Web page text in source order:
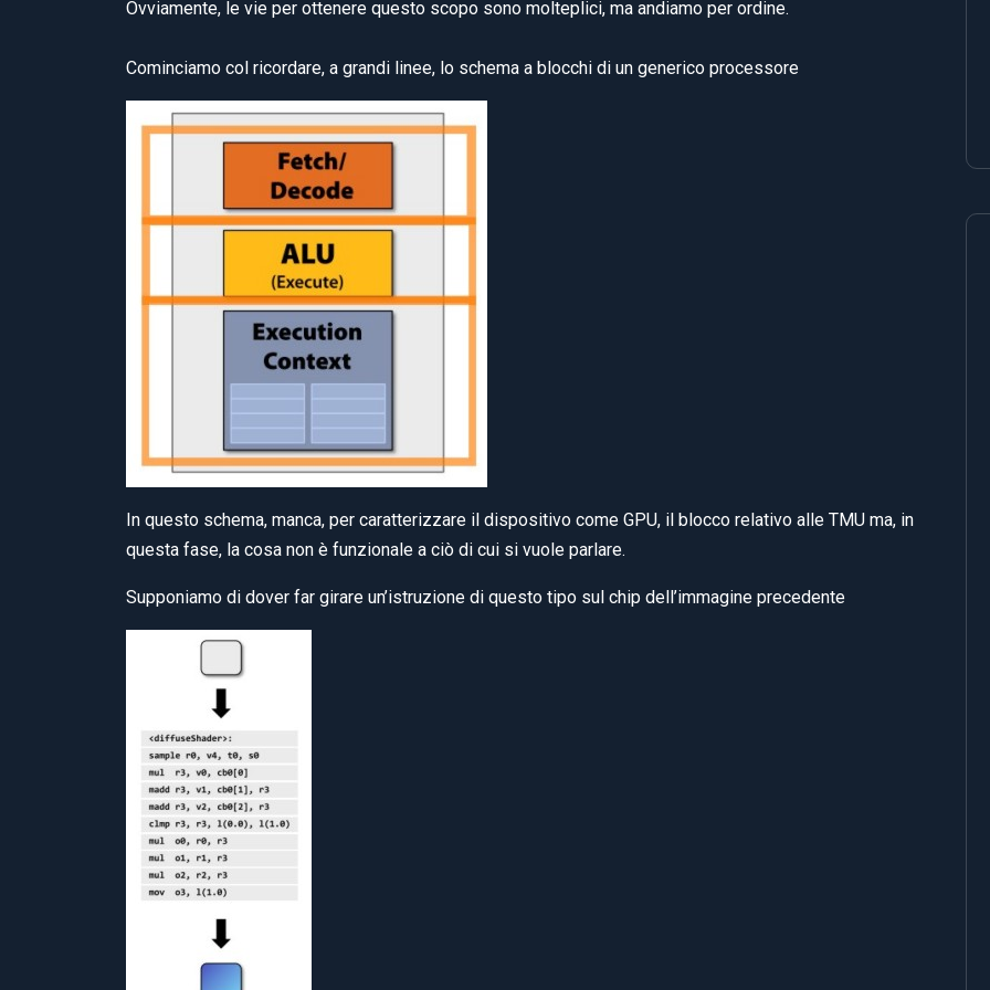
Ovviamente, le vie per ottenere questo scopo sono molteplici, ma andiamo per ordine.
Cominciamo col ricordare, a grandi linee, lo schema a blocchi di un generico processore
In questo schema, manca, per caratterizzare il dispositivo come GPU, il blocco relativo alle TMU ma, in
questa fase, la cosa non è funzionale a ciò di cui si vuole parlare.
Supponiamo di dover far girare un’istruzione di questo tipo sul chip dell’immagine precedente